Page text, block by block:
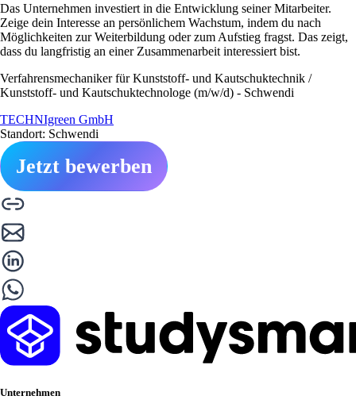
Das Unternehmen investiert in die Entwicklung seiner Mitarbeiter.
Zeige dein Interesse an persönlichem Wachstum, indem du nach
Möglichkeiten zur Weiterbildung oder zum Aufstieg fragst. Das zeigt,
dass du langfristig an einer Zusammenarbeit interessiert bist.
Verfahrensmechaniker für Kunststoff- und Kautschuktechnik /
Kunststoff- und Kautschuktechnologe (m/w/d) - Schwendi
TECHNIgreen GmbH
Standort: Schwendi
Jetzt bewerben
Unternehmen